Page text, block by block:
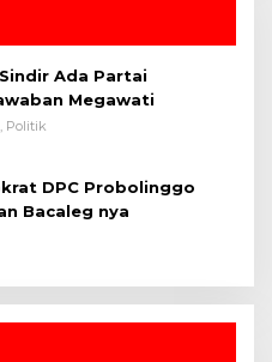
Ada Partai
Megawati
Politik
DPC Probolinggo
Bacaleg nya